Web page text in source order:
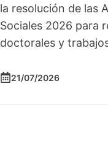
la resolución de las
Sociales 2026 para
doctorales y
21/07/2026